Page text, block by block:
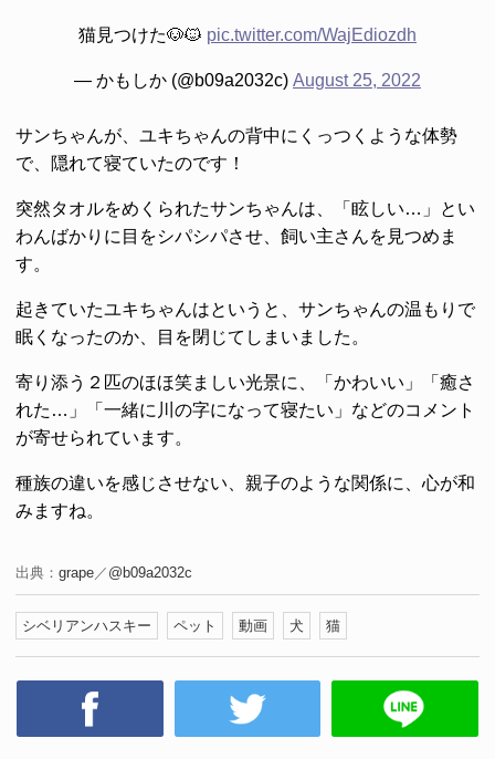
猫見つけた🐶🐱 pic.twitter.com/WajEdiozdh
— かもしか (@b09a2032c) August 25, 2022
サンちゃんが、ユキちゃんの背中にくっつくような体勢
で、隠れて寝ていたのです！
突然タオルをめくられたサンちゃんは、「眩しい…」とい
わんばかりに目をシパシパさせ、飼い主さんを見つめま
す。
起きていたユキちゃんはというと、サンちゃんの温もりで
眠くなったのか、目を閉じてしまいました。
寄り添う２匹のほほ笑ましい光景に、「かわいい」「癒さ
れた…」「一緒に川の字になって寝たい」などのコメント
が寄せられています。
種族の違いを感じさせない、親子のような関係に、心が和
みますね。
出典： grape ／ @b09a2032c
シベリアンハスキー ペット 動画 犬 猫